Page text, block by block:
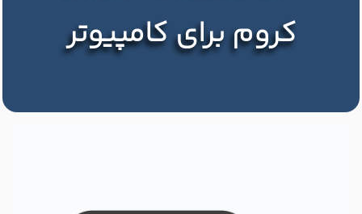
کروم برای کامپیوتر